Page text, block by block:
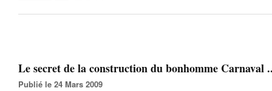
Le secret de la construction du bonhomme Carnaval
Publié le 24 Mars 2009